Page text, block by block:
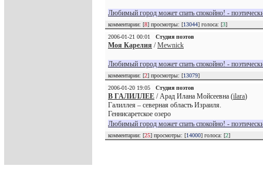
Любимый город может спать спокойно! -
комментарии: [8] просмотры: [13044] голоса: [3]
2006-01-21 00:01
Студия поэтов
Моя Карелия /Mewnick
Любимый город может спать спокойно! -
комментарии: [2] просмотры: [13079]
2006-01-20 19:05
Студия поэтов
В ГАЛИЛЛЕЕ / Арад Илана Мойсеевна (ilara)
Галиллея – северная область Израиля.
Геннисаретское озеро
Любимый город может спать спокойно! -
комментарии: [25] просмотры: [14000] голоса: [2]